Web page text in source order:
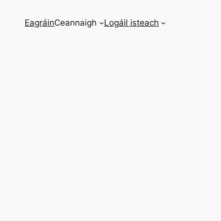
EagráinCeannaigh Logáil isteach